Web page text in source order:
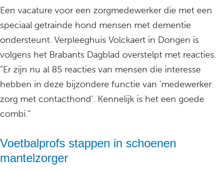
Een vacature voor een zorgmedewerker die met een
speciaal getrainde hond mensen met dementie
ondersteunt. Verpleeghuis Volckaert in Dongen is
volgens het Brabants Dagblad overstelpt met reacties.
“Er zijn nu al 85 reacties van mensen die interesse
hebben in deze bijzondere functie van ‘medewerker
zorg met contacthond’. Kennelijk is het een goede
combi.”
Voetbalprofs stappen in schoenen
mantelzorger